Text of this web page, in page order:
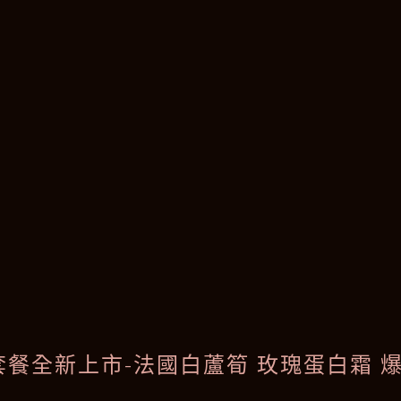
餐全新上市-法國白蘆筍 玫瑰蛋白霜